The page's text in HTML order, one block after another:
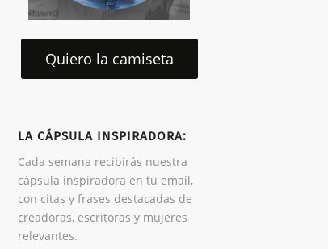
Quiero la camiseta
LA CÁPSULA INSPIRADORA:
Cada semana recibirás nuestra
cápsula inspiradora en tu email,
con citas y frases destacadas de
creadoras, escritoras y mujeres
relevantes.